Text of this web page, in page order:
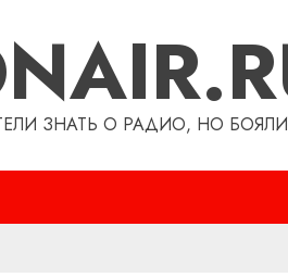
ЗНАТЬ О РАДИО, НО